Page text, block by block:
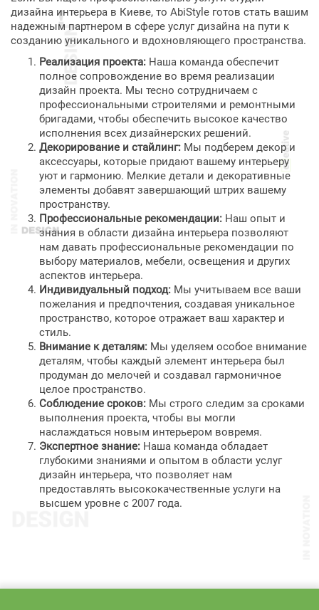
дизайна интерьера в Киеве, то AbiStyle готов стать вашим
надежным партнером в сфере услуг дизайна на пути к
созданию уникального и вдохновляющего пространства.
Реализация проекта: Наша команда обеспечит
полное сопровождение во время реализации
дизайн проекта. Мы тесно сотрудничаем с
профессиональными строителями и ремонтными
бригадами, чтобы обеспечить высокое качество
исполнения всех дизайнерских решений.
Декорирование и стайлинг: Мы подберем декор и
аксессуары, которые придают вашему интерьеру
уют и гармонию. Мелкие детали и декоративные
элементы добавят завершающий штрих вашему
пространству.
Профессиональные рекомендации: Наш опыт и
знания в области дизайна интерьера позволяют
нам давать профессиональные рекомендации по
выбору материалов, мебели, освещения и других
аспектов интерьера.
Индивидуальный подход: Мы учитываем все ваши
пожелания и предпочтения, создавая уникальное
пространство, которое отражает ваш характер и
стиль.
Внимание к деталям: Мы уделяем особое внимание
деталям, чтобы каждый элемент интерьера был
продуман до мелочей и создавал гармоничное
целое пространство.
Соблюдение сроков: Мы строго следим за сроками
выполнения проекта, чтобы вы могли
наслаждаться новым интерьером вовремя.
Экспертное знание: Наша команда обладает
глубокими знаниями и опытом в области услуг
дизайн интерьера, что позволяет нам
предоставлять высококачественные услуги на
высшем уровне с 2007 года.